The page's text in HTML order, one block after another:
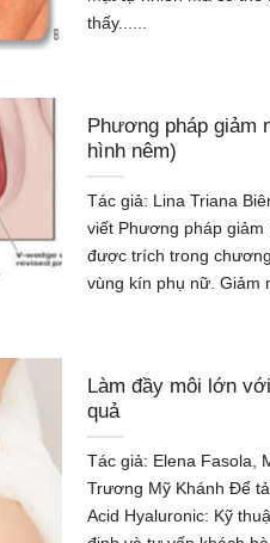
thấy......
Phương pháp giảm
hình nêm)
Tác giả: Lina Triana
viết Phương pháp
được trích trong
vùng kín phụ nữ. Giảm
Làm đầy môi lớn
quả
Tác giả: Elena Fasola,
Trương Mỹ Khánh Để
Acid Hyaluronic: Kỹ